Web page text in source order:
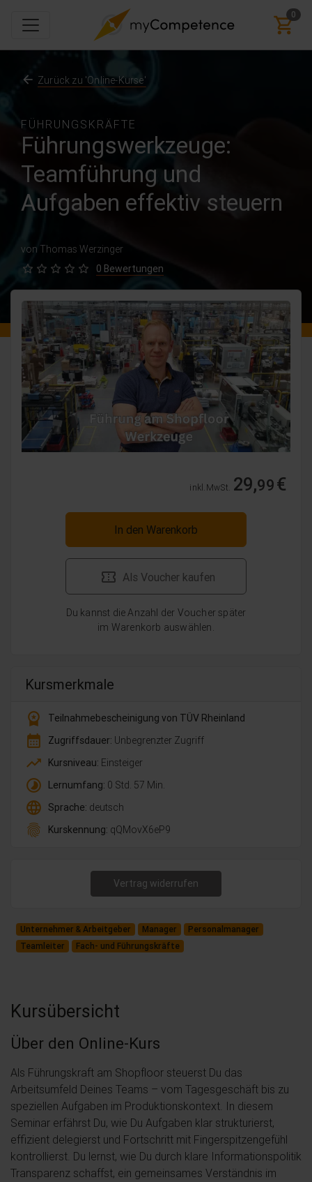
0
FÜHRUNGSKRÄFTE
Führungswerkzeuge:
Teamführung und
Aufgaben effektiv steuern
von Thomas Werzinger
0 Bewertungen
Zurück zu 'Online-Kurse'
inkl. MwSt. 29,99€
In den Warenkorb
Als Voucher kaufen
Du kannst die Anzahl der Voucher später
im Warenkorb auswählen.
Kursmerkmale
workspace_premium
Teilnahmebescheinigung von TÜV Rheinland
calendar_month Zugriffsdauer: Unbegrenzter Zugriff
trending_up Kursniveau: Einsteiger
timelapse Lernumfang: 0 Std. 57 Min.
language Sprache: deutsch
fingerprint Kurskennung: qQMovX6eP9
Vertrag widerrufen
Unternehmer & Arbeitgeber Manager
Personalmanager
Teamleiter
Fach- und Führungskräfte
Kursübersicht
Über den Online-Kurs
Als Führungskraft am Shopfloor steuerst Du das
Arbeitsumfeld Deines Teams – vom Tagesgeschäft bis zu
speziellen Aufgaben im Produktionskontext. In diesem
Seminar erfährst Du, wie Du Aufgaben klar strukturierst,
effizient delegierst und Fortschritt mit Fingerspitzengefühl
kontrollierst. Du lernst, wie Du durch klare Informationspolitik
Transparenz schaffst, ein gemeinsames Verständnis im